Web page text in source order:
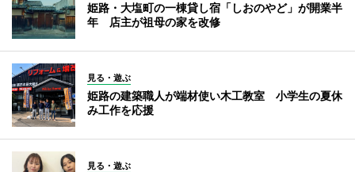
姫路・大塩町の一棟貸し宿「しおのやど」が開業半
年 店主が祖母の家を改修
見る・遊ぶ
姫路の建築職人が端材使い木工教室 小学生の夏休
み工作を応援
見る・遊ぶ